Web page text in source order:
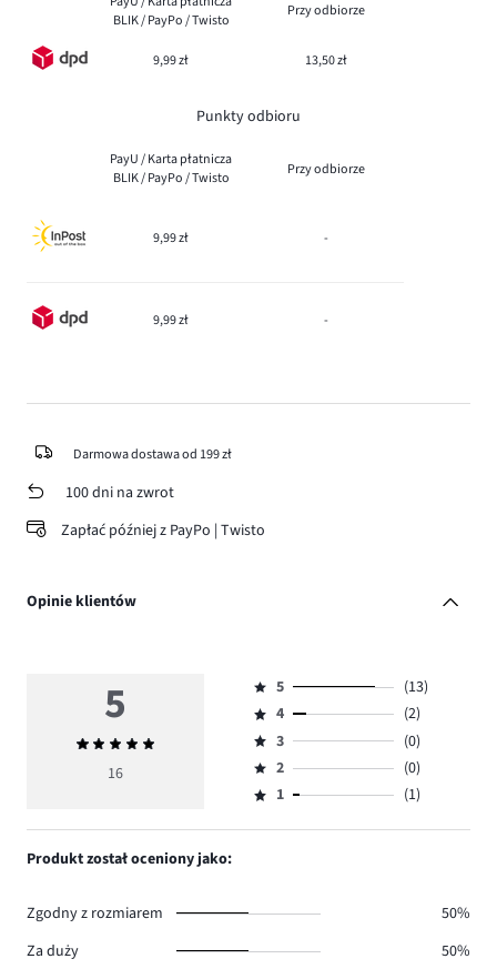
BLIK / PayPo / Twisto
Przy odbiorze
9,99 zł 13,50 zł
Punkty odbioru
PayU / Karta płatnicza
BLIK / PayPo / Twisto
Przy odbiorze
9,99 zł -
9,99 zł -
Darmowa dostawa od 199 zł
100 dni na zwrot
Zapłać później z PayPo | Twisto
Opinie klientów
5
Średnia
ocena
16
Ocena
5,
ilość
głosów
13.
5
(13)
Ocena
4,
ilość
głosów
4
(2)
Ocena
3,
ilość
3
(0)
Ocena
2,
2
(0)
Ocena
1,
1 (1)
Produkt został oceniony jako:
Zgodny z rozmiarem
50%
Za duży
50%